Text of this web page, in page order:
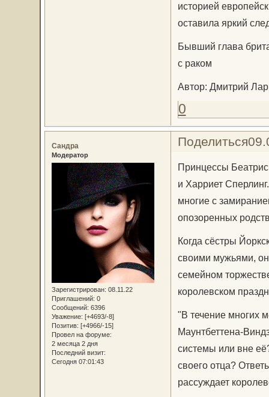
историей
оставила яркий
Бывший глава
с раком
Автор: Дмитрий
0
Поделиться
Сандра
Модератор
Зарегистрирован: 08.11.22
Приглашений: 0
Сообщений: 6396
Уважение: [+4693/-8]
Позитив: [+4966/-15]
Провел на форуме:
2 месяца 2 дня
Последний визит:
Сегодня 07:01:43
Принцессы
и Харриет
многие с
опозоренных
Когда сёстры
своими мужьями,
семейном
королевском
"В течение многих
Маунтбеттена-
системы или вне
своего отца?
рассуждает